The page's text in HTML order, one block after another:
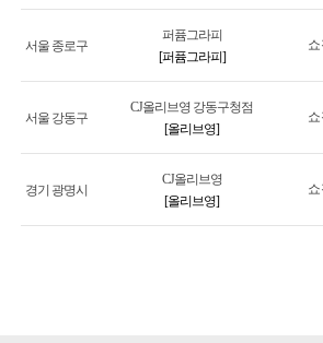
서울 종로구
퍼퓸그라피
[퍼퓸그라피]
서울 강동구
CJ올리브영 강동구청점
[올리브영]
경기 광명시
CJ올리브영
[올리브영]